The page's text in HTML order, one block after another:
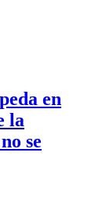
en
la
se